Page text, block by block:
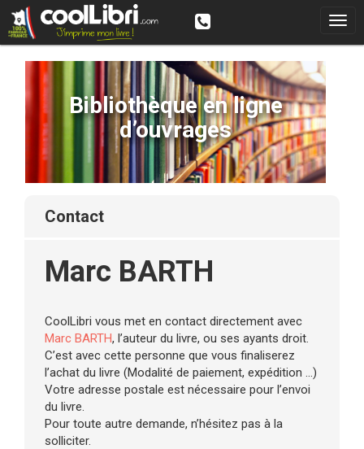
Bibliothèque en ligne
d’ouvrages
contact
Marc BARTH
CoolLibri vous met en contact directement avec
Marc BARTH, l’auteur du livre, ou ses ayants droit.
C’est avec cette personne que vous finaliserez
l’achat du livre (Modalité de paiement, expédition ...)
Votre adresse postale est nécessaire pour l’envoi
du livre.
Pour toute autre demande, n’hésitez pas à la
solliciter.